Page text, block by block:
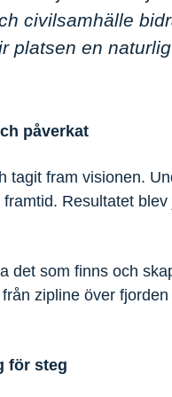
civilsamhälle
platsen en
påverkat
tagit fram visionen.
Resultatet
det som finns och
zipline över
för steg